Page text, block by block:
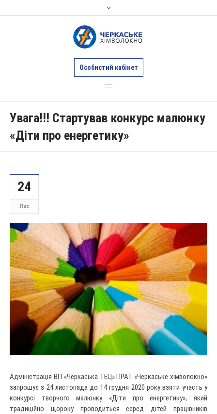
Особистий кабінет
Увага!!! Стартував конкурс малюнку
«Діти про енергетику»
24
Лис
Адміністрація ВП «Черкаська ТЕЦ» ПРАТ «Черкаське хімволокно»
запрошує з 24 листопада до 14 грудня 2020 року взяти участь у
конкурсі творчого малюнку «Діти про енергетику», який
традиційно щороку проводиться серед дітей працівників